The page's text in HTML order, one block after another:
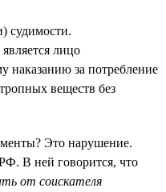
судимости.
лицо
наказанию за потребление
веществ без
Это нарушение.
В ней говорится, что
от соискателя